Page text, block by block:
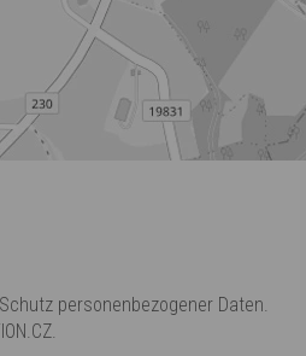
Schutz personenbezogener Daten.
.